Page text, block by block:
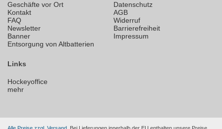
Geschäfte vor Ort
Kontakt
FAQ
Newsletter
Banner
Entsorgung von Altbatterien
Datenschutz
AGB
Widerruf
Barrierefreiheit
Impressum
Links
Hockeyoffice
mehr